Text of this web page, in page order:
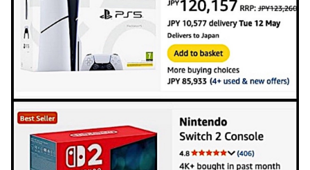
ハロプロ恵体ランキングTOP10
一ノ瀬美空ちゃん、イワシの三枚おろしに挑戦！！！【乃木
新体操で国体1位！ ついに現れた”リアル浅倉南ちゃん”
初めての水着グラビアを独占スクープ！
なんで今日の始球式に限って、瀬戸口心月ちゃんはミニスカ
じゃなくてダサいズボンなんだよ！
【悲報】韓国サッカー 国際試合で審判買収(性接待)をして